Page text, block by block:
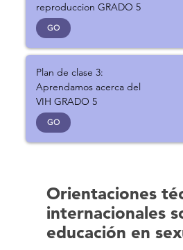
reproduccion GRADO 5
GO
Plan de clase 3:
Aprendamos acerca del
VIH GRADO 5
GO
Orientaciones
internacionales
educación en